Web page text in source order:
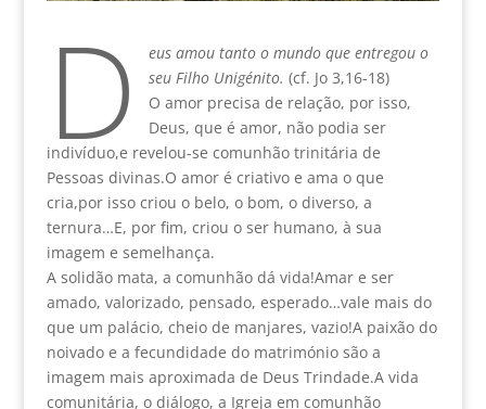
D
eus amou tanto o mundo que entregou o
seu Filho Unigénito. (cf. Jo 3,16-18)
O amor precisa de relação, por isso,
Deus, que é amor, não podia ser
indivíduo,e revelou-se comunhão trinitária de
Pessoas divinas.O amor é criativo e ama o que
cria,por isso criou o belo, o bom, o diverso, a
ternura…E, por fim, criou o ser humano, à sua
imagem e semelhança.
A solidão mata, a comunhão dá vida!Amar e ser
amado, valorizado, pensado, esperado…vale mais do
que um palácio, cheio de manjares, vazio!A paixão do
noivado e a fecundidade do matrimónio são a
imagem mais aproximada de Deus Trindade.A vida
comunitária, o diálogo, a Igreja em comunhão